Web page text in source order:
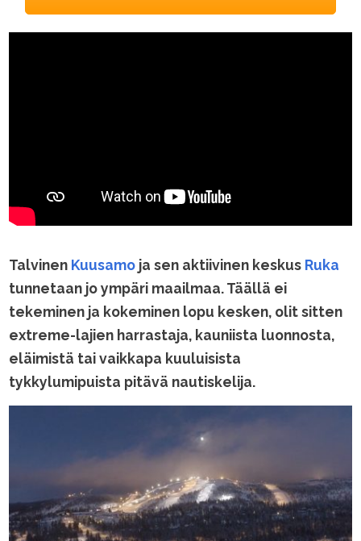
Talvinen Kuusamo ja sen aktiivinen keskus Ruka
tunnetaan jo ympäri maailmaa. Täällä ei
tekeminen ja kokeminen lopu kesken, olit sitten
extreme-lajien harrastaja, kauniista luonnosta,
eläimistä tai vaikkapa kuuluisista
tykkylumipuista pitävä nautiskelija.